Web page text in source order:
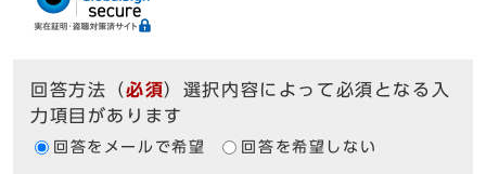
回答方法 （必須）選択内容によって必須となる入
力項目があります
回答をメールで希望 回答を希望しない